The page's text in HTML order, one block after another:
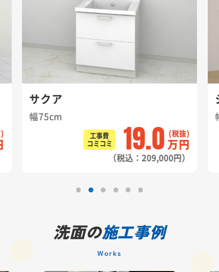
事費
コミ
万円
工事費
コミコミ
洗面の施工事例
Works